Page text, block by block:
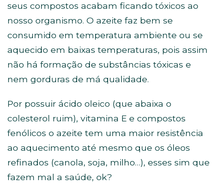
seus compostos acabam ficando tóxicos ao
nosso organismo. O azeite faz bem se
consumido em temperatura ambiente ou se
aquecido em baixas temperaturas, pois assim
não há formação de substâncias tóxicas e
nem gorduras de má qualidade.
Por possuir ácido oleico (que abaixa o
colesterol ruim), vitamina E e compostos
fenólicos o azeite tem uma maior resistência
ao aquecimento até mesmo que os óleos
refinados (canola, soja, milho…), esses sim que
fazem mal a saúde, ok?